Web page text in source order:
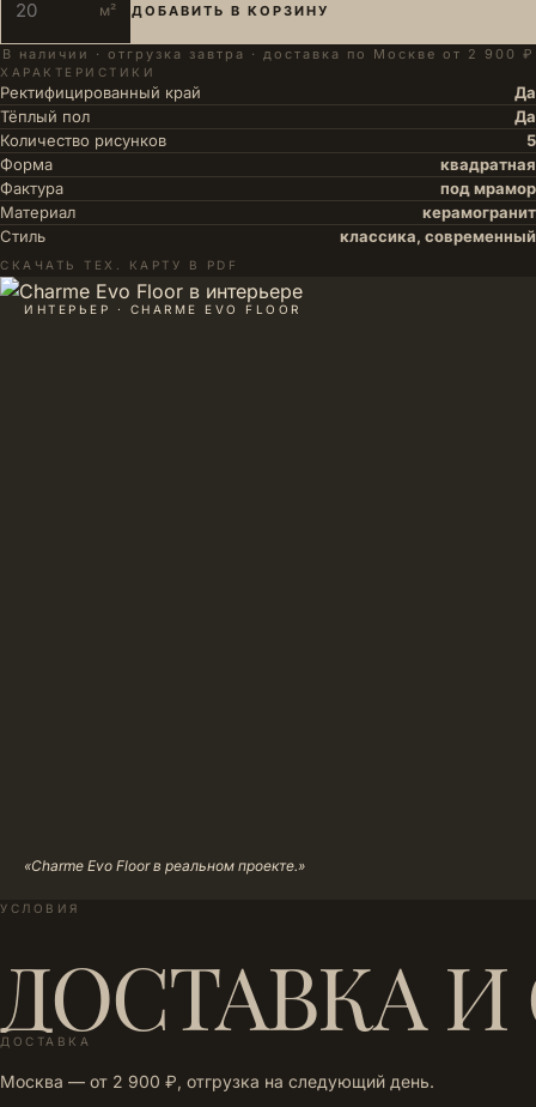
м² ДОБАВИТЬ В КОРЗИНУ
В наличии · отгрузка завтра · доставка по Москве от 2 900 ₽
ХАРАКТЕРИСТИКИ
Ректифицированный край
Да
Тёплый пол
Да
Количество рисунков
5
Форма
квадратная
Фактура
под мрамор
Материал
керамогранит
Стиль
классика, современный
СКАЧАТЬ ТЕХ. КАРТУ В PDF
ИНТЕРЬЕР · CHARME EVO FLOOR
«Charme Evo Floor в реальном проекте.»
УСЛОВИЯ
ДОСТАВКА
ДОСТАВКА
Москва — от 2 900 ₽, отгрузка на следующий день.